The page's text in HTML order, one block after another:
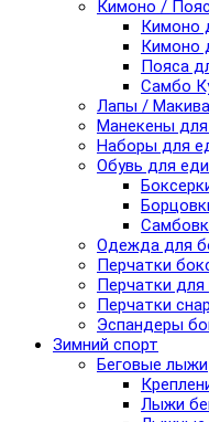
Кимоно /
Кимоно
Кимоно
Пояса
Самбо
Лапы /
Манекены
Наборы для
Обувь для
Одежда для
Перчатки
Перчатки
Перчатки
Эспандеры
Зимний спорт
Беговые лыжи
Лыжи